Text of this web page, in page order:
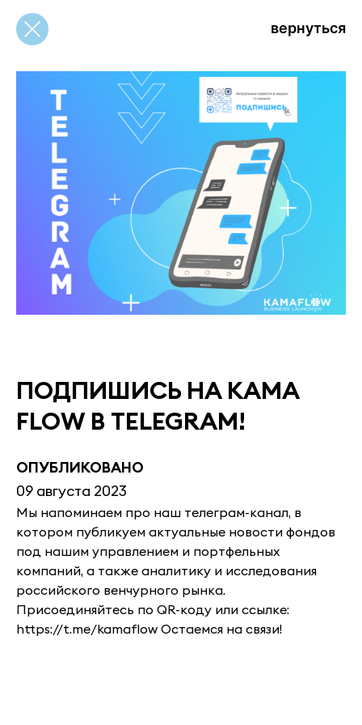
вернуться вернуться
ПОДПИШИСЬ НА KAMA
FLOW В TELEGRAM!
ОПУБЛИКОВАНО
09 августа 2023
Мы напоминаем про наш телеграм-канал, в
котором публикуем актуальные новости фондов
под нашим управлением и портфельных
компаний, а также аналитику и исследования
российского венчурного рынка.
Присоединяйтесь по QR-коду или ссылке:
https://t.me/kamaflow Остаемся на связи!